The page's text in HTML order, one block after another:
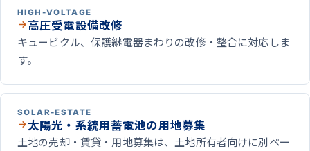
HIGH-VOLTAGE
高圧受電設備改修
キュービクル、保護継電器まわりの改修・整合に対応しま
す。
SOLAR-ESTATE
太陽光・系統用蓄電池の用地募集
土地の売却・賃貸・用地募集は、土地所有者向けに別ペー